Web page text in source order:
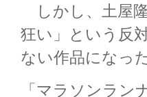
しかし、土屋
狂い」という反
ない作品になっ
「マラソンラン